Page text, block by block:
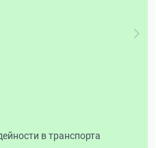
в транспорта